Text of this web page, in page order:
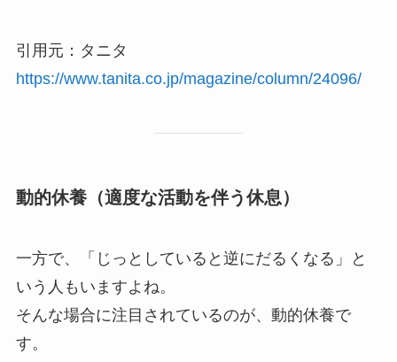
引用元：タニタ
https://www.tanita.co.jp/magazine/column/24096/
動的休養（適度な活動を伴う休息）
一方で、「じっとしていると逆にだるくなる」と
いう人もいますよね。
そんな場合に注目されているのが、動的休養で
す。